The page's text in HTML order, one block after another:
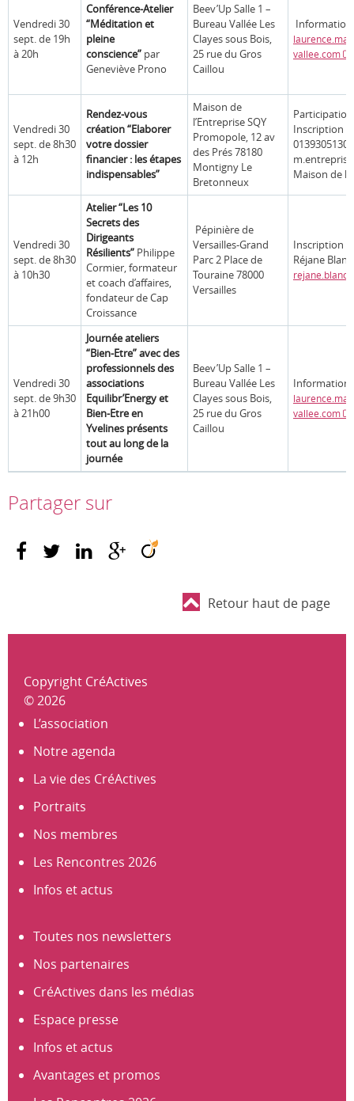
Vendredi 30
sept. de 19h
à 20h
Conférence-Atelier
“Méditation et
pleine
conscience” par
Geneviève Prono
Beev’Up Salle 1 –
Bureau Vallée Les
Clayes sous Bois,
25 rue du Gros
Caillou
vallee.com
Vendredi 30
sept. de 8h30
à 12h
Rendez-vous
création “Elaborer
votre dossier
financier : les étapes
indispensables”
Maison de
l’Entreprise SQY
Promopole, 12 av
des Prés 78180
Montigny Le
Bretonneux
Inscription
0139305130
Maison de
Vendredi 30
sept. de 8h30
à 10h30
Atelier “Les 10
Secrets des
Dirigeants
Résilients” Philippe
Cormier, formateur
et coach d’affaires,
fondateur de Cap
Croissance
Pépinière de
Versailles-Grand
Parc 2 Place de
Touraine 78000
Versailles
Inscription
Réjane
Vendredi 30
sept. de 9h30
à 21h00
Journée ateliers
“Bien-Etre” avec des
professionnels des
associations
Equilibr’Energy et
Bien-Etre en
Yvelines présents
tout au long de la
journée
Beev’Up Salle 1 –
Bureau Vallée Les
Clayes sous Bois,
25 rue du Gros
Caillou
vallee.com
Partager sur
Retour haut de page
Copyright CréActives
© 2026
L’association
Notre agenda
La vie des CréActives
Portraits
Nos membres
Les Rencontres 2026
Infos et actus
Toutes nos newsletters
Nos partenaires
CréActives dans les médias
Espace presse
Infos et actus
Avantages et promos